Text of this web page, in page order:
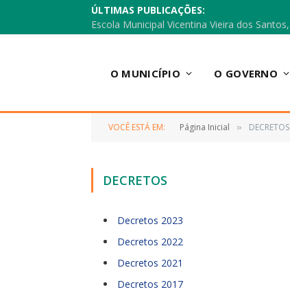
ÚLTIMAS PUBLICAÇÕES:
O MUNICÍPIO O GOVERNO
VOCÊ ESTÁ EM: Página Inicial » DECRETOS
DECRETOS
Decretos 2023
Decretos 2022
Decretos 2021
Decretos 2017